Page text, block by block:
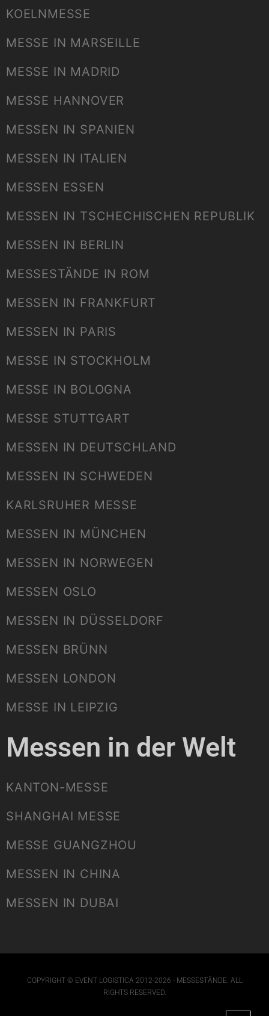
KOELNMESSE
MESSE IN MARSEILLE
MESSE IN MADRID
MESSE HANNOVER
MESSEN IN SPANIEN
MESSEN IN ITALIEN
MESSEN ESSEN
MESSEN IN TSCHECHISCHEN REPUBLIK
MESSEN IN BERLIN
MESSESTÄNDE IN ROM
MESSEN IN FRANKFURT
MESSEN IN PARIS
MESSE IN STOCKHOLM
MESSE IN BOLOGNA
MESSE STUTTGART
MESSEN IN DEUTSCHLAND
MESSEN IN SCHWEDEN
KARLSRUHER MESSE
MESSEN IN MÜNCHEN
MESSEN IN NORWEGEN
MESSEN OSLO
MESSEN IN DÜSSELDORF
MESSEN BRÜNN
MESSEN LONDON
MESSE IN LEIPZIG
Messen in der Welt
KANTON-MESSE
SHANGHAI MESSE
MESSE GUANGZHOU
MESSEN IN CHINA
MESSEN IN DUBAI
COPYRIGHT © EVENT LOGISTICA 2012-2026 - MESSESTÄNDE. ALL
RIGHTS RESERVED.